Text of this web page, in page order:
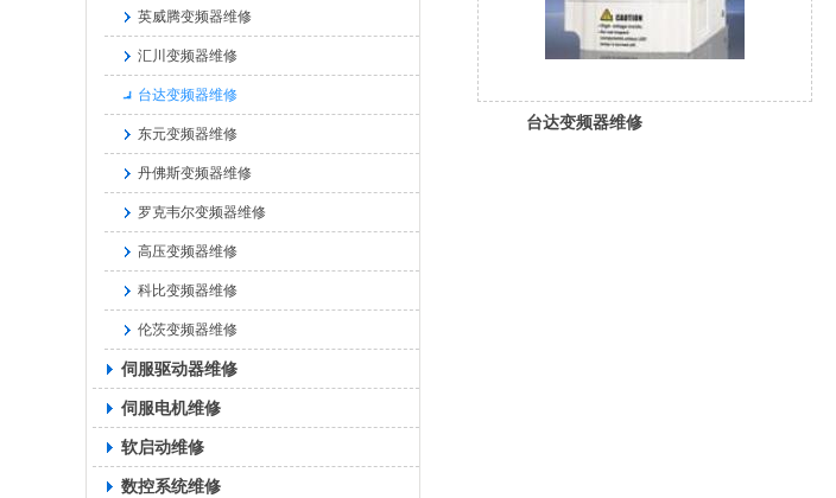
英威腾变频器维修
汇川变频器维修
台达变频器维修
东元变频器维修
丹佛斯变频器维修
罗克韦尔变频器维修
高压变频器维修
科比变频器维修
伦茨变频器维修
伺服驱动器维修
伺服电机维修
软启动维修
数控系统维修
台达变频器维修